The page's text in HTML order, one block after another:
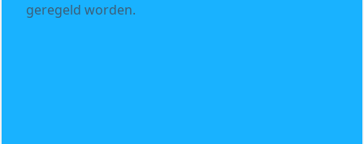
geregeld worden.